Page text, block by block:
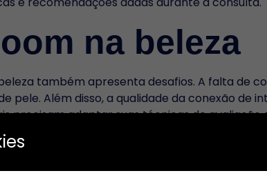
na beleza
também apresenta desafios. A falta de
pele. Além disso, a qualidade da conexão de
precisam adaptar suas técnicas de
mesmo à distância.
necessários